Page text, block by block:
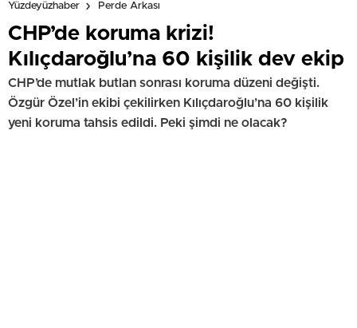
Yüzdeyüzhaber Perde Arkası
CHP’de koruma krizi!
Kılıçdaroğlu’na 60 kişilik dev ekip
CHP’de mutlak butlan sonrası koruma düzeni değişti.
Özgür Özel’in ekibi çekilirken Kılıçdaroğlu’na 60 kişilik
yeni koruma tahsis edildi. Peki şimdi ne olacak?